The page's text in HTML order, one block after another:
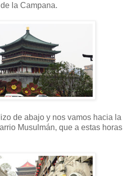
la Campana.
de abajo y nos vamos hacia la
Musulmán, que a estas horas